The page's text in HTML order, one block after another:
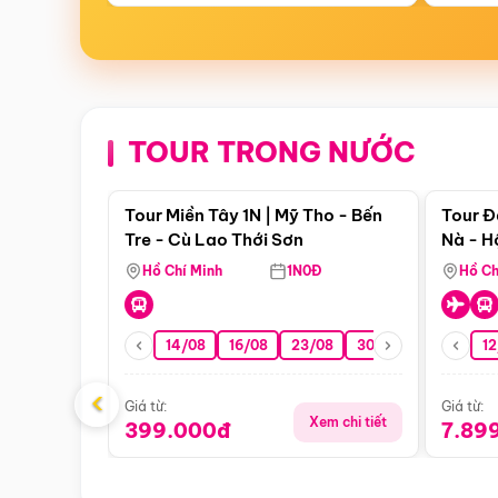
TOUR TRONG NƯỚC
Điểm nổi bật
Tour Miền Tây 1N | Mỹ Tho - Bến
Tre - Cù Lao Thới Sơn
Hồ Chí Minh 1N0Đ
14/08 16/08 23/08 30/08 06/09
Giá từ:
399.000đ Xem chi tiết
Tour
Nà -
Nha
Hồ
Giá từ:
‹